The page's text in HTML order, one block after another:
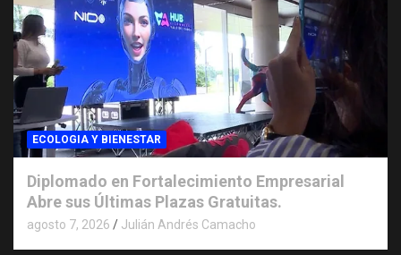
ECOLOGIA Y BIENESTAR
Diplomado en Fortalecimiento Empresarial
Abre sus Últimas Plazas Gratuitas.
agosto 7, 2026 Julián Andrés Camacho